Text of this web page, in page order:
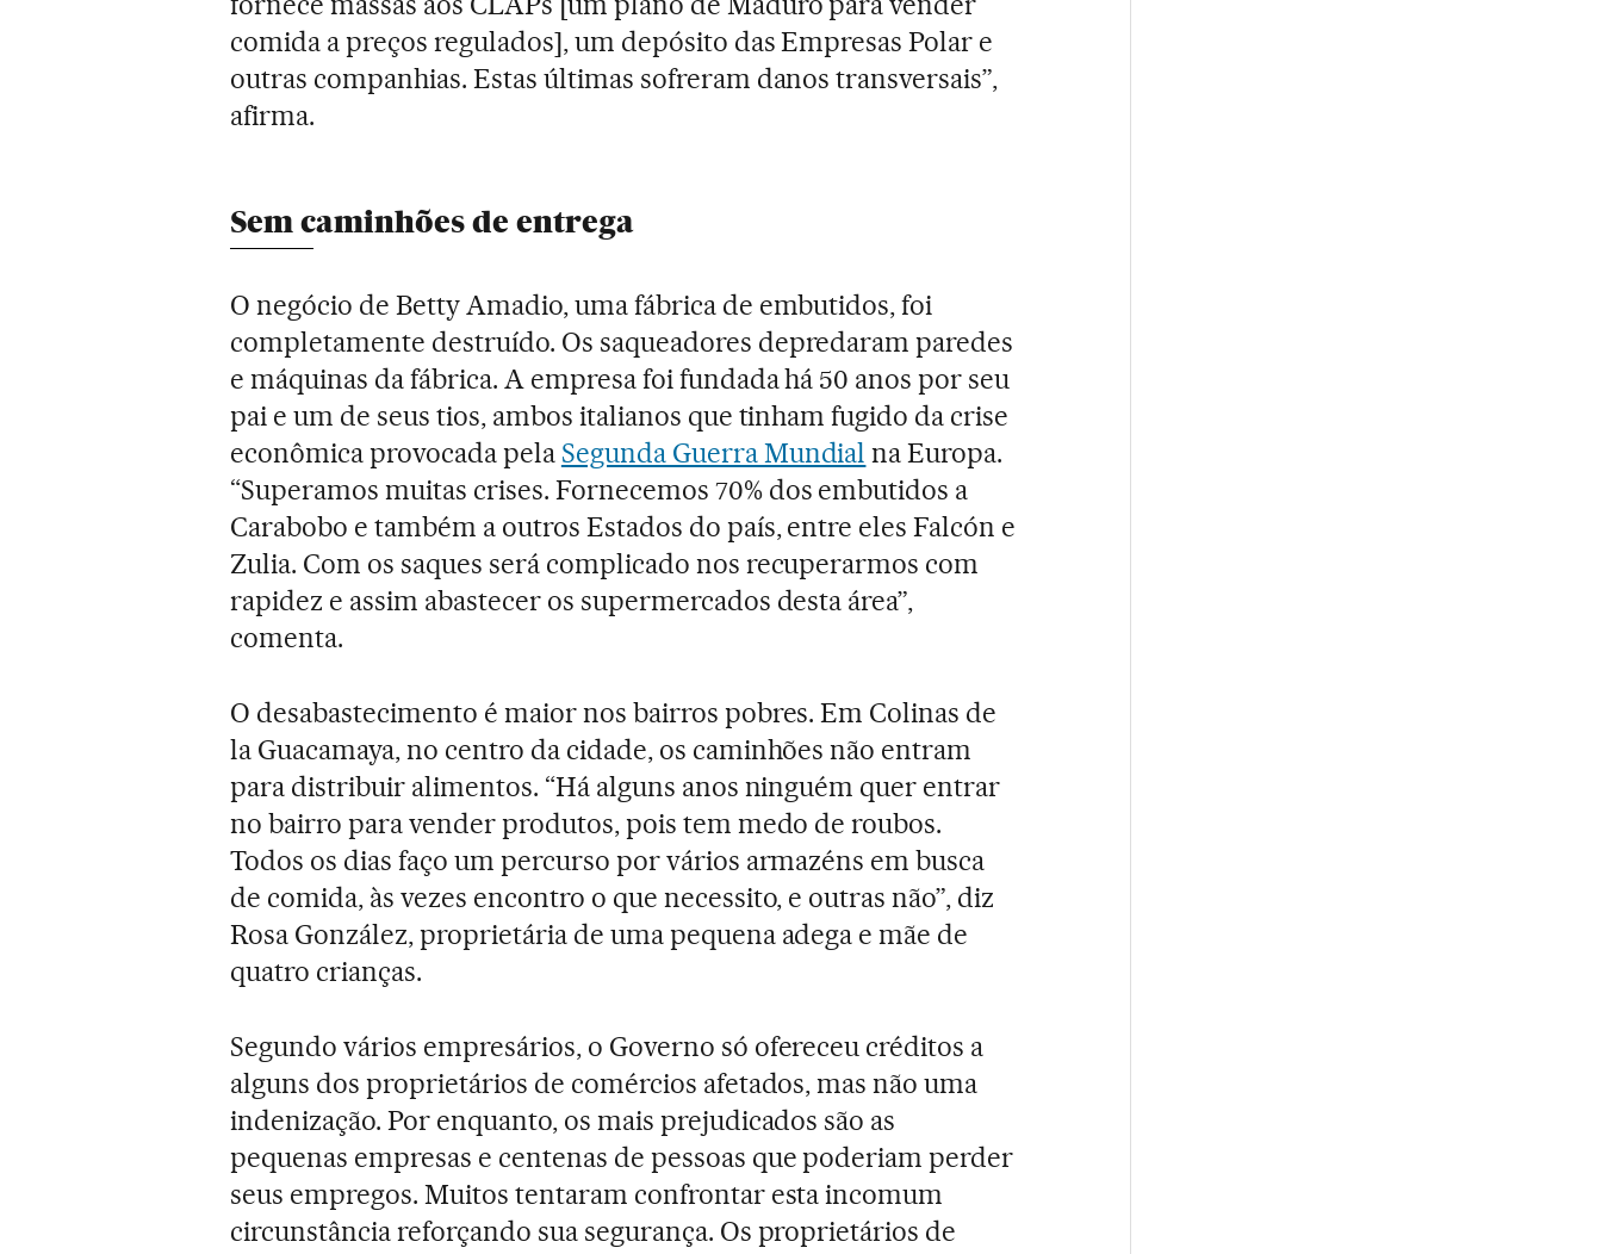
comida a preços regulados], um depósito das Empresas Polar e
outras companhias. Estas últimas sofreram danos transversais”,
afirma.
Sem caminhões de entrega
O negócio de Betty Amadio, uma fábrica de embutidos, foi
completamente destruído. Os saqueadores depredaram paredes
e máquinas da fábrica. A empresa foi fundada há 50 anos por seu
pai e um de seus tios, ambos italianos que tinham fugido da crise
econômica provocada pela Segunda Guerra Mundial na Europa.
“Superamos muitas crises. Fornecemos 70% dos embutidos a
Carabobo e também a outros Estados do país, entre eles Falcón e
Zulia. Com os saques será complicado nos recuperarmos com
rapidez e assim abastecer os supermercados desta área”,
comenta.
O desabastecimento é maior nos bairros pobres. Em Colinas de
la Guacamaya, no centro da cidade, os caminhões não entram
para distribuir alimentos. “Há alguns anos ninguém quer entrar
no bairro para vender produtos, pois tem medo de roubos.
Todos os dias faço um percurso por vários armazéns em busca
de comida, às vezes encontro o que necessito, e outras não”, diz
Rosa González, proprietária de uma pequena adega e mãe de
quatro crianças.
Segundo vários empresários, o Governo só ofereceu créditos a
alguns dos proprietários de comércios afetados, mas não uma
indenização. Por enquanto, os mais prejudicados são as
pequenas empresas e centenas de pessoas que poderiam perder
seus empregos. Muitos tentaram confrontar esta incomum
circunstância reforçando sua segurança. Os proprietários de